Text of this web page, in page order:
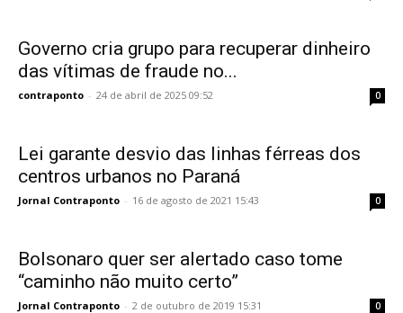
Governo cria grupo para recuperar dinheiro
das vítimas de fraude no...
contraponto - 24 de abril de 2025 09:52 0
Lei garante desvio das linhas férreas dos
centros urbanos no Paraná
Jornal Contraponto - 16 de agosto de 2021 15:43 0
Bolsonaro quer ser alertado caso tome
“caminho não muito certo”
Jornal Contraponto - 2 de outubro de 2019 15:31 0